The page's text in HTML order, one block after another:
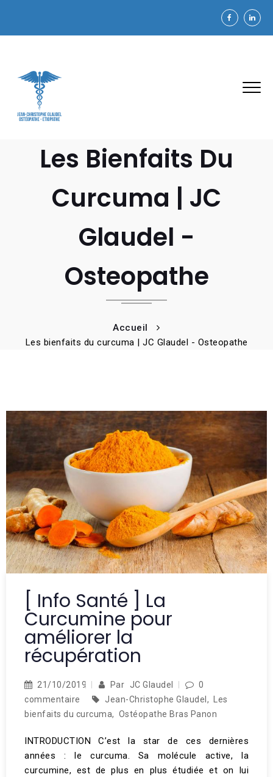
Les Bienfaits Du
Curcuma | JC
Glaudel -
Osteopathe
Accueil
Les bienfaits du curcuma | JC Glaudel - Osteopathe
[ Info Santé ] La
Curcumine pour
améliorer la
récupération
21/10/2019 Par JC Glaudel
0
commentaire
Jean-Christophe Glaudel ,
Les
bienfaits du curcuma, Ostéopathe Bras Panon
INTRODUCTION C’est la star de ces dernières
années : le curcuma. Sa molécule active, la
curcumine, est de plus en plus étudiée et on lui